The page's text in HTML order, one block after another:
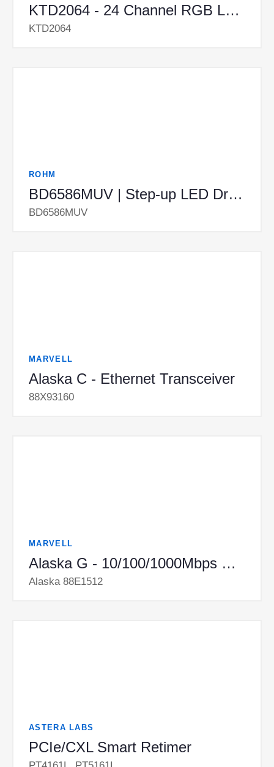
KTD2064 - 24 Channel RGB LED Driver
KTD2064
ROHM
BD6586MUV | Step-up LED Drivers
BD6586MUV
MARVELL
Alaska C - Ethernet Transceiver
88X93160
MARVELL
Alaska G - 10/100/1000Mbps Ethernet Transceiver
Alaska 88E1512
ASTERA LABS
PCIe/CXL Smart Retimer